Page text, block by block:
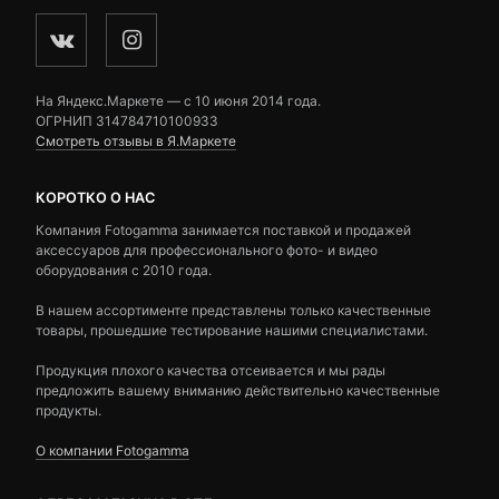
На Яндекс.Маркете — c 10 июня 2014 года.
ОГРНИП 314784710100933
Смотреть отзывы в Я.Маркете
КОРОТКО О НАС
Компания Fotogamma занимается поставкой и продажей
аксессуаров для профессионального фото- и видео
оборудования с 2010 года.
В нашем ассортименте представлены только качественные
товары, прошедшие тестирование нашими специалистами.
Продукция плохого качества отсеивается и мы рады
предложить вашему вниманию действительно качественные
продукты.
О компании Fotogamma